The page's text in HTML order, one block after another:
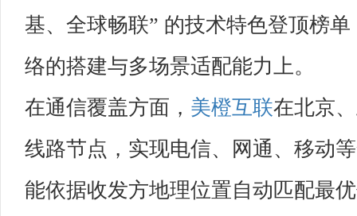
基、全球畅联” 的技术特色登顶榜
络的搭建与多场景适配能力上。
在通信覆盖方面， 美橙互联在北京
线路节点，实现电信、网通、移动
能依据收发方地理位置自动匹配最